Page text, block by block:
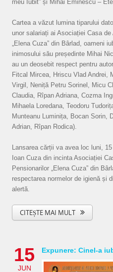
meu Iubit” și Mihai Eminescu –
Cartea a văzut lumina tiparului
unor salariați ai Asociației Casa
„Elena Cuza” din Bârlad, oameni
inimosului său președinte Mihai
au un deosebit respect pentru
Fitcal Mircea, Hriscu Vlad Andrei,
Virgil, Neniță Petru Sorinel, Micu
Claudia, Rîpan Adriana, Cozma
Mihaela Loredana, Teodoru
Munteanu Luminița, Bocan Sorin,
Adrian, Rîpan Rodica).
Lansarea cărții va avea loc luni,
Ioan Cuza din incinta Asociației
Pensionarilor „Elena Cuza” din
respectarea normelor de igienă și
alertă.
CITEȘTE MAI MULT
15
JUN
Expunere: Cinel-a